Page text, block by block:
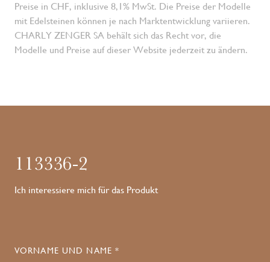
Preise in CHF, inklusive 8,1% MwSt. Die Preise der Modelle
mit Edelsteinen können je nach Marktentwicklung variieren.
CHARLY ZENGER SA behält sich das Recht vor, die
Modelle und Preise auf dieser Website jederzeit zu ändern.
113336-2
Ich interessiere mich für das Produkt
VORNAME UND NAME *